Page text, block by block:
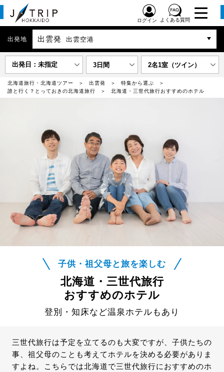
ログイン よくある質問
出発地 出雲発 出雲空港
出発日：未指定 3日間 2名1室（ツイン）
北海道旅行・北海道ツアー 出雲発
特集から選ぶ
誰と行く？とっておきの北海道旅行
北海道・三世代旅行おすすめのホテル
子供・祖父母と旅を楽しむ
北海道・三世代旅行
おすすめのホテル
登別・知床など温泉ホテルもあり
三世代旅行は予定を立てるのも大変ですが、子供たちの
事、祖父母のことも考えてホテルを決める必要がありま
すよね。こちらでは北海道で三世代旅行におすすめのホ